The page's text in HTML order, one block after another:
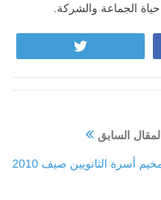
الجماعة والشركة.
السابق
أسرة الثانويين صيف 2010